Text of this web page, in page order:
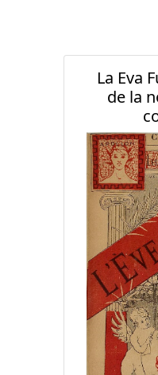
La Eva
de la